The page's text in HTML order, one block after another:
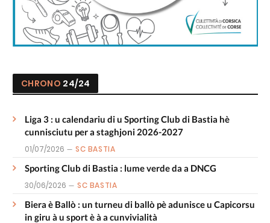
CHRONO 24/24
Liga 3 : u calendariu di u Sporting Club di Bastia hè
cunnisciutu per a staghjoni 2026-2027
01/07/2026 SC BASTIA
Sporting Club di Bastia : lume verde da a DNCG
30/06/2026 SC BASTIA
Biera è Ballò : un turneu di ballò pè adunisce u Capicorsu
in giru à u sport è à a cunvivialità